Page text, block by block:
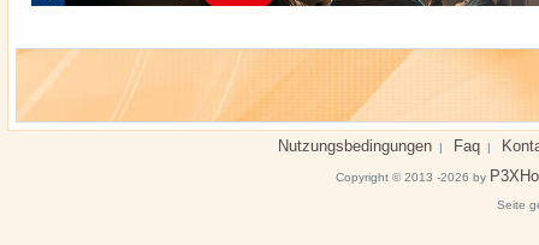
Nutzungsbedingungen | Faq |
Copyright © 2013 -2026 by
Seite